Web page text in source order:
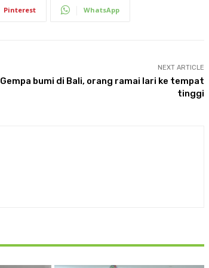
Pinterest WhatsApp
NEXT ARTICLE
Gempa bumi di Bali, orang ramai lari ke tempat
tinggi